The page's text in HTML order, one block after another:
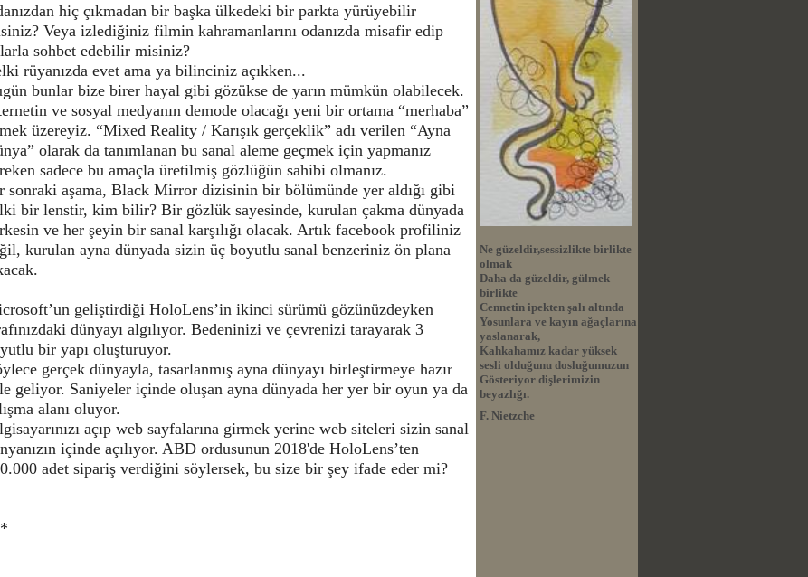
hiç çıkmadan bir başka ülkedeki bir parkta yürüyebilir
Veya izlediğiniz filmin kahramanlarını odanızda misafir edip
sohbet edebilir misiniz?
rüyanızda evet ama ya bilinciniz açıkken...
bunlar bize birer hayal gibi gözükse de yarın mümkün olabilecek.
ve sosyal medyanın demode olacağı yeni bir ortama “merhaba”
üzereyiz. “Mixed Reality / Karışık gerçeklik” adı verilen “Ayna
olarak da tanımlanan bu sanal aleme geçmek için yapmanız
sadece bu amaçla üretilmiş gözlüğün sahibi olmanız.
sonraki aşama, Black Mirror dizisinin bir bölümünde yer aldığı gibi
bir lenstir, kim bilir? Bir gözlük sayesinde, kurulan çakma dünyada
ve her şeyin bir sanal karşılığı olacak. Artık facebook profiliniz
kurulan ayna dünyada sizin üç boyutlu sanal benzeriniz ön plana
geliştirdiği HoloLens’in ikinci sürümü gözünüzdeyken
dünyayı algılıyor. Bedeninizi ve çevrenizi tarayarak 3
bir yapı oluşturuyor.
gerçek dünyayla, tasarlanmış ayna dünyayı birleştirmeye hazır
geliyor. Saniyeler içinde oluşan ayna dünyada her yer bir oyun ya da
alanı oluyor.
açıp web sayfalarına girmek yerine web siteleri sizin sanal
içinde açılıyor. ABD ordusunun 2018'de HoloLens’ten
adet sipariş verdiğini söylersek, bu size bir şey ifade eder mi?
Ne güzeldir,sessizlikte birlikte
olmak
Daha da güzeldir, gülmek
birlikte
Cennetin ipekten şalı altında
Yosunlara ve kayın ağaçlarına
yaslanarak,
Kahkahamız kadar yüksek
sesli olduğunu dosluğumuzun
Gösteriyor dişlerimizin
beyazlığı.
F. Nietzche